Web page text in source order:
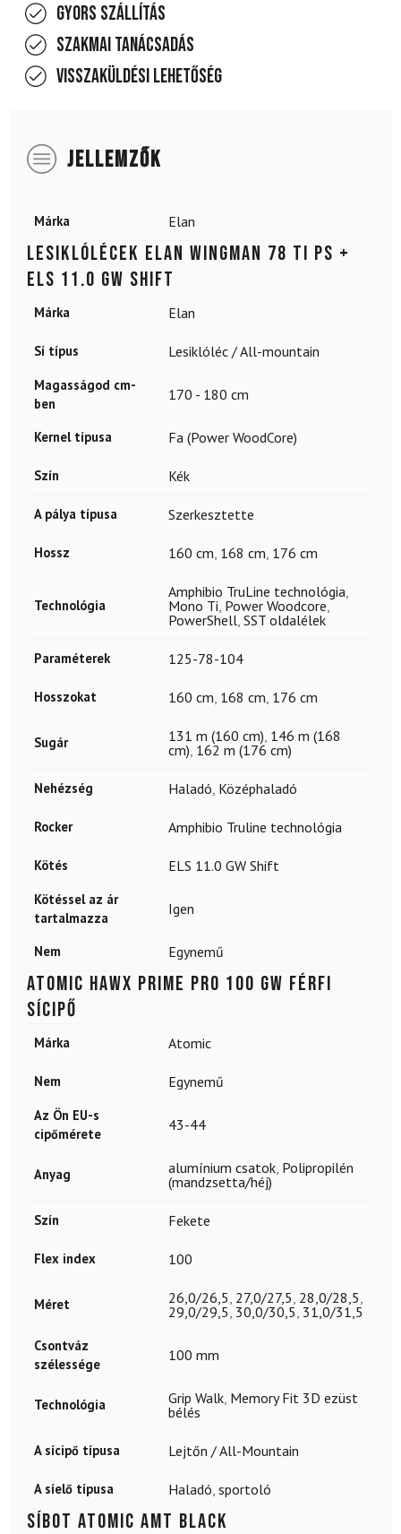
Gyors szállítás
Szakmai tanácsadás
Visszaküldési lehetőség
JELLEMZŐK
Márka Elan
Lesiklólécek ELAN Wingman 78 Ti PS +
ELS 11.0 GW Shift
Márka Elan
Sí típus Lesiklóléc / All-mountain
Magasságod cm-
ben
170 - 180 cm
Kernel típusa Fa (Power WoodCore)
Szín Kék
A pálya típusa Szerkesztette
Hossz 160 cm 168 cm 176 cm
Technológia
Amphibio TruLine technológia
Mono Ti Power Woodcore
PowerShell SST oldalélek
Paraméterek 125-78-104
Hosszokat 160 cm 168 cm 176 cm
Sugár 131 m (160 cm) 146 m (168
cm) 162 m (176 cm)
Nehézség Haladó Középhaladó
Rocker Amphibio Truline technológia
Kötés ELS 11.0 GW Shift
Kötéssel az ár
tartalmazza
Igen
Nem Egynemű
ATOMIC Hawx Prime Pro 100 GW férfi
sícipő
Márka Atomic
Nem Egynemű
Az Ön EU-s
cipőmérete
43-44
Anyag alumínium csatok Polipropilén
(mandzsetta/héj)
Szín Fekete
Flex index 100
Méret 26,0/26,5 27,0/27,5 28,0/28,5
29,0/29,5 30,0/30,5 31,0/31,5
Csontváz
szélessége
100 mm
Technológia Grip Walk Memory Fit 3D ezüst
bélés
A sícipő típusa Lejtőn / All-Mountain
A síelő típusa Haladó sportoló
Síbot ATOMIC Amt Black